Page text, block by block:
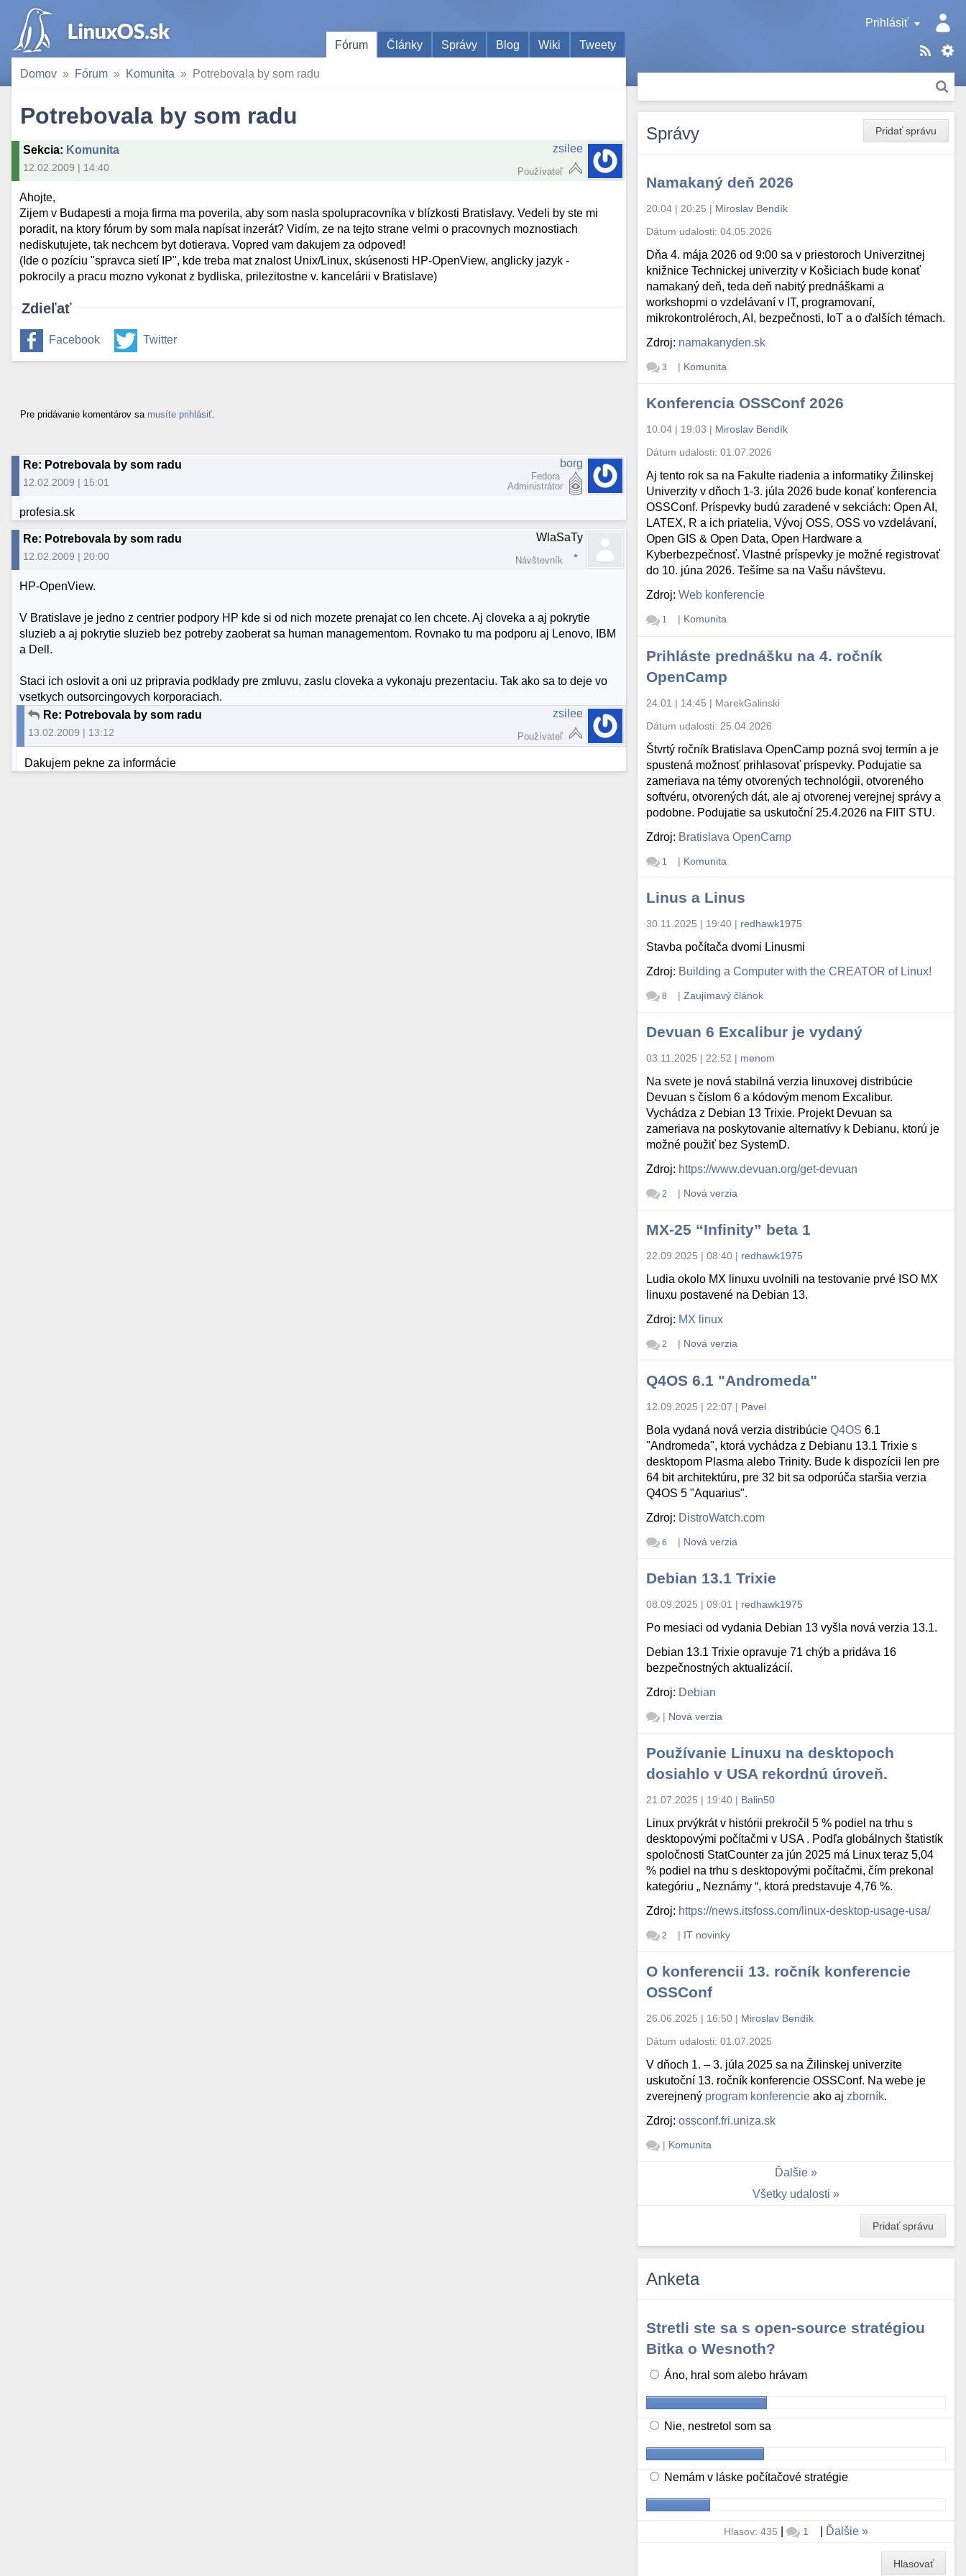
Prihlásiť
Fórum
Články Správy Blog Wiki Tweety
Domov Fórum Komunita Potrebovala by som radu
Potrebovala by som radu
Sekcia: Komunita
12.02.2009 | 14:40
zsilee
Používateľ
Ahojte,
Zijem v Budapesti a moja firma ma poverila, aby som nasla spolupracovníka v blízkosti Bratislavy. Vedeli by ste mi
poradit, na ktory fórum by som mala napísat inzerát? Vidím, ze na tejto strane velmi o pracovnych moznostiach
nediskutujete, tak nechcem byt dotierava. Vopred vam dakujem za odpoved!
(Ide o pozíciu "spravca sietí IP", kde treba mat znalost Unix/Linux, skúsenosti HP-OpenView, anglicky jazyk -
pokrocily a pracu mozno vykonat z bydliska, prilezitostne v. kancelárii v Bratislave)
Zdieľať
Facebook Twitter
Pre pridávanie komentárov sa musíte prihlásiť
Re: Potrebovala by som radu
12.02.2009 | 15:01
borg
Fedora
Administrátor
profesia.sk
Re: Potrebovala by som radu
12.02.2009 | 20:00
WlaSaTy
Návštevník
HP-OpenView.
V Bratislave je jedno z centrier podpory HP kde si od nich mozete prenajat co len chcete. Aj cloveka a aj pokrytie
sluzieb a aj pokrytie sluzieb bez potreby zaoberat sa human managementom. Rovnako tu ma podporu aj Lenovo, IBM
a Dell.
Staci ich oslovit a oni uz pripravia podklady pre zmluvu, zaslu cloveka a vykonaju prezentaciu. Tak ako sa to deje vo
vsetkych outsorcingovych korporaciach.
Re: Potrebovala by som radu
13.02.2009 | 13:12
zsilee
Používateľ
Dakujem pekne za informácie
Pridať správu
Správy
Namakaný deň 2026
20.04 | 20:25 | Miroslav Bendík
Dátum udalosti:04.05.2026
Dňa 4. mája 2026 od 9:00 sa v priestoroch Univerzitnej
knižnice Technickej univerzity v Košiciach bude konať
namakaný deň, teda deň nabitý prednáškami a
workshopmi o vzdelávaní v IT, programovaní,
mikrokontroléroch, AI, bezpečnosti, IoT a o ďalších témach.
Zdroj: namakanyden.sk
3 | Komunita
Konferencia OSSConf 2026
10.04 | 19:03 | Miroslav Bendík
Dátum udalosti:01.07.2026
Aj tento rok sa na Fakulte riadenia a informatiky Žilinskej
Univerzity v dňoch 1-3. júla 2026 bude konať konferencia
OSSConf. Príspevky budú zaradené v sekciách: Open AI,
LATEX, R a ich priatelia, Vývoj OSS, OSS vo vzdelávaní,
Open GIS & Open Data, Open Hardware a
Kyberbezpečnosť. Vlastné príspevky je možné registrovať
do 10. júna 2026. Tešíme sa na Vašu návštevu.
Zdroj:Web konferencie
1 | Komunita
Prihláste prednášku na 4. ročník
OpenCamp
24.01 | 14:45 | MarekGalinski
Dátum udalosti: 25.04.2026
Štvrtý ročník Bratislava OpenCamp pozná svoj termín a je
spustená možnosť prihlasovať príspevky. Podujatie sa
zameriava na témy otvorených technológii, otvoreného
softvéru, otvorených dát, ale aj otvorenej verejnej správy a
podobne. Podujatie sa uskutoční 25.4.2026 na FIIT STU.
Zdroj: Bratislava OpenCamp
1 | Komunita
Linus a Linus
30.11.2025 | 19:40 | redhawk1975
Stavba počítača dvomi Linusmi
Zdroj: Building a Computer with the CREATOR of Linux!
8 | Zaujímavý článok
Devuan 6 Excalibur je vydaný
03.11.2025 | 22:52 | menom
Na svete je nová stabilná verzia linuxovej distribúcie
Devuan s číslom 6 a kódovým menom Excalibur.
Vychádza z Debian 13 Trixie. Projekt Devuan sa
zameriava na poskytovanie alternatívy k Debianu, ktorú je
možné použiť bez SystemD.
Zdroj: https://www.devuan.org/get-devuan
2 | Nová verzia
MX-25 “Infinity” beta 1
22.09.2025 | 08:40 | redhawk1975
Ludia okolo MX linuxu uvolnili na testovanie prvé ISO MX
linuxu postavené na Debian 13.
Zdroj: MX linux
2 | Nová verzia
Q4OS 6.1 "Andromeda"
12.09.2025 | 22:07 | Pavel
Bola vydaná nová verzia distribúcieQ4OS 6.1
"Andromeda", ktorá vychádza z Debianu 13.1 Trixie s
desktopom Plasma alebo Trinity. Bude k dispozícii len pre
64 bit architektúru, pre 32 bit sa odporúča staršia verzia
Q4OS 5 "Aquarius".
Zdroj: DistroWatch.com
6 | Nová verzia
Debian 13.1 Trixie
08.09.2025 | 09:01 | redhawk1975
Po mesiaci od vydania Debian 13 vyšla nová verzia 13.1.
Debian 13.1 Trixie opravuje 71 chýb a pridáva 16
bezpečnostných aktualizácií.
Zdroj: Debian
| Nová verzia
Používanie Linuxu na desktopoch
dosiahlo v USA rekordnú úroveň.
21.07.2025 | 19:40 | Balin50
Linux prvýkrát v histórii prekročil 5 % podiel na trhu s
desktopovými počítačmi v USA . Podľa globálnych štatistík
spoločnosti StatCounter za jún 2025 má Linux teraz 5,04
% podiel na trhu s desktopovými počítačmi, čím prekonal
kategóriu „ Neznámy “, ktorá predstavuje 4,76 %.
Zdroj: https://news.itsfoss.com/linux-desktop-usage-usa/
2 | IT novinky
O konferencii 13. ročník konferencie
OSSConf
26.06.2025 | 16:50 | Miroslav Bendík
Dátum udalosti:01.07.2025
V dňoch 1. – 3. júla 2025 sa na Žilinskej univerzite
uskutoční 13. ročník konferencie OSSConf. Na webe je
zverejnený program konferencie ako aj zborník.
Zdroj:ossconf.fri.uniza.sk
| Komunita
Ďalšie
Všetky udalosti
Pridať správu
Anketa
Stretli ste sa s open-source stratégiou
Bitka o Wesnoth?
Áno, hral som alebo hrávam
Nie, nestretol som sa
Nemám v láske počítačové stratégie
Hlasov: 435 | 1 Ďalšie
Hlasovať